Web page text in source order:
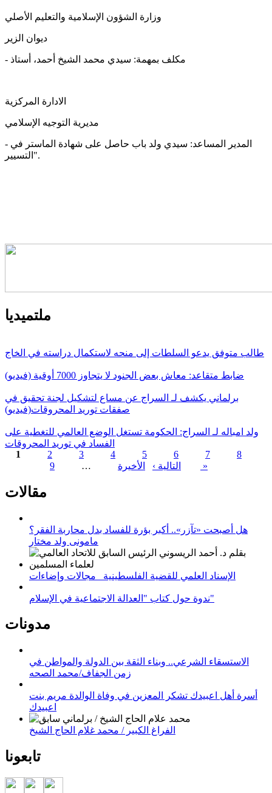
وزارة الشؤون الإسلامية والتعليم الأصلي
- مكلف بمهمة: سيدي محمد الشيخ أحمد، أستاذ
الادارة المركزية
مديرية التوجيه الإسلامي
- المدير المساعد: سيدي ولد باب حاصل على شهادة الماستر في
التسيير".
ملتميديا
طالب متوفق يدعو السلطات إلى منحه لاستكمال دراسته في الخاج
ضابط متقاعد: معاش بعض الجنود لا يتجاوز 7000 أوقية (فيديو)
برلماني يكشف لـ السراج عن مساع لتشكيل لجنة تحقيق في
صفقات توريد المحروقات(فيديو)
ولد امباله لـ السراج: الحكومة تستغل الوضع العالمي للتغطية على
الفساد في توريد المحروقات
الصفحات
1 2 3 4 5 6 7
8
9
… التالية › الأخيرة »
مقالات
هل أصبحت «تآزر».. أكبر بؤرة للفساد بدل محاربة الفقر؟
مامونى ولد مختار
الإسناد العلمي للقضية الفلسطينية_ مجالات وإضاءات
ندوة حول كتاب "العدالة الاجتماعية في الإسلام"
مدونات
الاستسقاء الشرعي.. وبناء الثقة بين الدولة والمواطن في
زمن الجفاف/محمد الصحه
أسرة أهل اعبيدك تشكر المعزين في وفاة الوالدة مريم بنت
اعبيدك
الفراغ الكبير / محمد غلام الحاج الشيخ
تابعونا